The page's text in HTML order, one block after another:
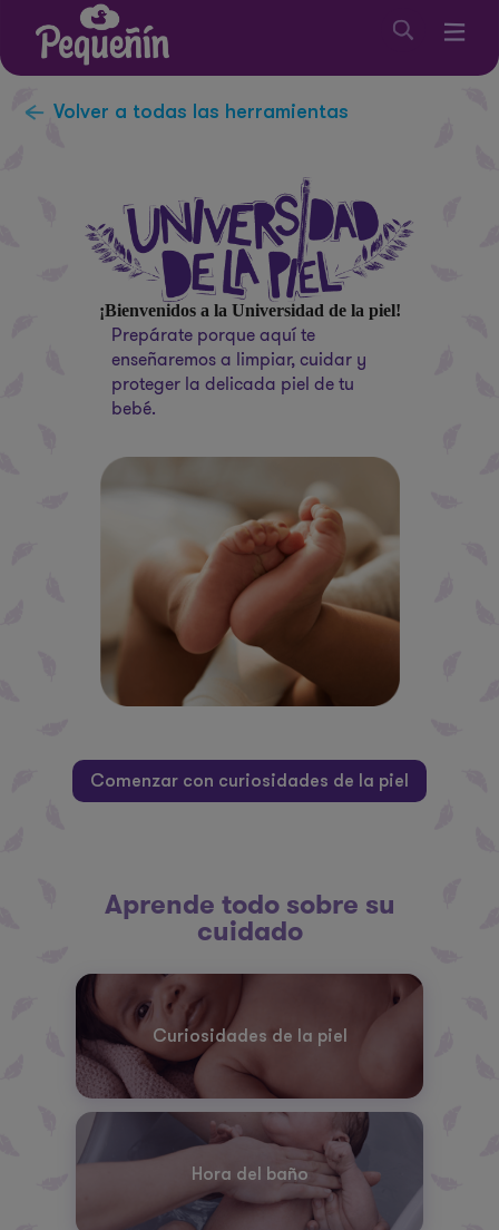
Volver a todas las herramientas
¡Bienvenidos a la Universidad de la piel!
Prepárate porque aquí te
enseñaremos a limpiar, cuidar y
proteger la delicada piel de tu
bebé.
Comenzar con curiosidades de la piel
Aprende todo sobre su
cuidado
Curiosidades de la piel
Hora del baño